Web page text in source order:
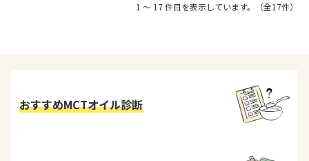
1 ～ 17 件目を表示しています。（全17件）
おすすめMCTオイル診断